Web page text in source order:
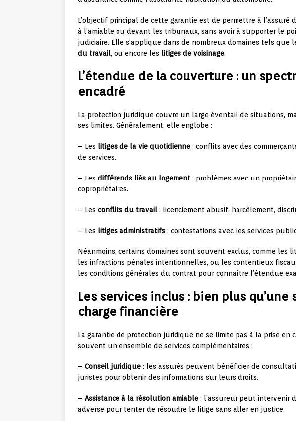
L’objectif principal de cette garantie est de permettre à l’assuré
à l’amiable ou devant les tribunaux, sans avoir à supporter le
judiciaire. Elle s’applique dans de nombreux domaines tels que
du travail, ou encore les litiges de voisinage.
L’étendue de la couverture : un
encadré
La protection juridique couvre un large éventail de situations,
ses limites. Généralement, elle englobe :
– Les litiges de la vie quotidienne : conflits avec des
de services.
– Les différends liés au logement : problèmes avec un
copropriétaires.
– Les conflits du travail : licenciement abusif, harcèlement,
– Les litiges administratifs : contestations avec les services
Néanmoins, certains domaines sont souvent exclus, comme les
les infractions pénales intentionnelles, ou les contentieux
les conditions générales du contrat pour connaître l’étendue
Les services inclus : bien plus qu’une
charge financière
La garantie de protection juridique ne se limite pas à la prise en
souvent un ensemble de services complémentaires :
– Conseil juridique : les assurés peuvent bénéficier de
juristes pour obtenir des informations sur leurs droits.
– Assistance à la résolution amiable : l’assureur peut intervenir
adverse pour tenter de résoudre le litige sans aller en justice.